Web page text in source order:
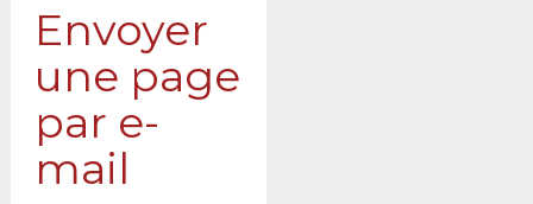
Envoyer
une page
par e-
mail